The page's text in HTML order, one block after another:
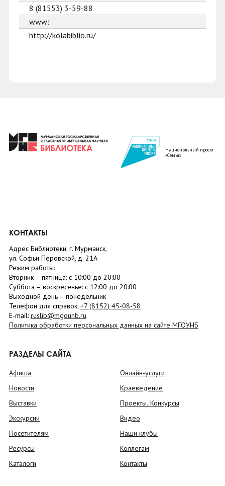
8 (81553) 3-59-88
www:
http://kolabiblio.ru/
Национальный проект
«Семья»
КОНТАКТЫ
Адрес Библиотеки: г. Мурманск,
ул. Софьи Перовской, д. 21А
Режим работы:
Вторник – пятница: с 10:00 до 20:00
Суббота – воскресенье: c 12:00 до 20:00
Выходной день – понедельник
Телефон для справок: +7 (8152) 45-08-58
E-mail: ruslib@mgounb.ru
Политика обработки персональных данных на сайте МГОУНБ
РАЗДЕЛЫ САЙТА
Афиша
Новости
Выставки
Экскурсии
Посетителям
Ресурсы
Каталоги
Онлайн-услуги
Краеведение
Проекты. Конкурсы
Видео
Наши клубы
Коллегам
Контакты